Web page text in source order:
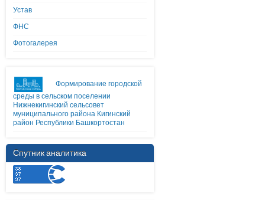
Устав
ФНС
Фотогалерея
Формирование городской
среды в сельском поселении
Нижнекигинский сельсовет
муниципального района Кигинский
район Республики Башкортостан
Спутник аналитика